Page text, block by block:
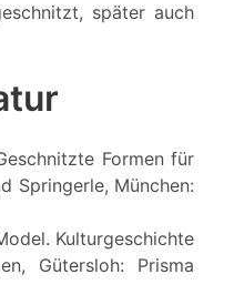
später auch
Formen für
Springerle, München:
Kulturgeschichte
Gütersloh: Prisma